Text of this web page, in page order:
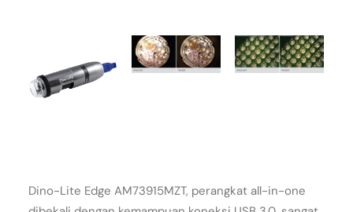
Dino-Lite Edge AM73915MZT, perangkat all-in-one